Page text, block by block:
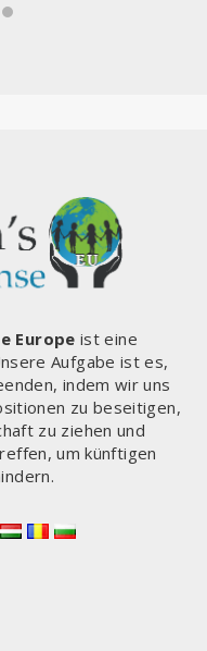
Europe ist eine
Aufgabe ist es,
indem wir uns
zu beseitigen,
zu ziehen und
um künftigen